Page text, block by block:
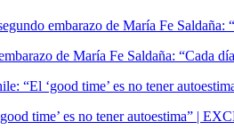
de María Fe Saldaña: “Cada
time’ es no tener autoestima” |